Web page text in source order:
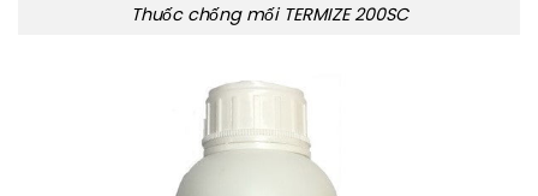
Thuốc chống mối TERMIZE 200SC